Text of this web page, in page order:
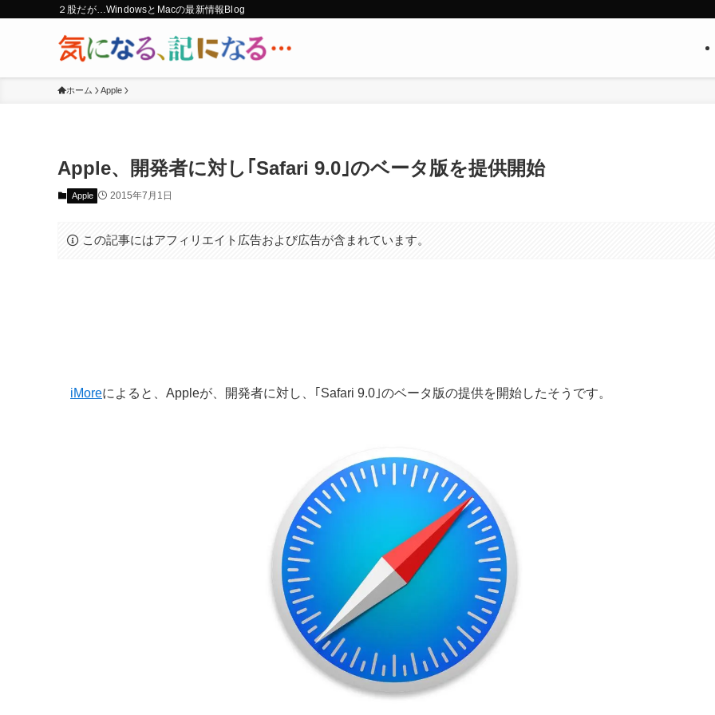
２股だが…WindowsとMacの最新情報Blog
ホーム Apple
Apple、開発者に対し｢Safari 9.0｣のベータ版を提供開始
Apple 2015年7月1日
この記事にはアフィリエイト広告および広告が含まれています。
iMoreによると、Appleが、開発者に対し、｢Safari 9.0｣のベータ版の提供を開始したそうです。